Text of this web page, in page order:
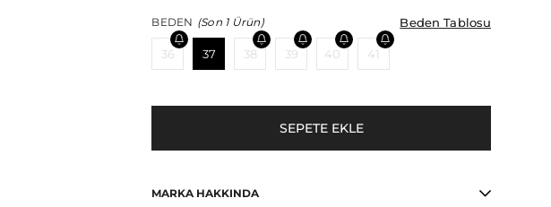
BEDEN (Son 1 Ürün) Beden Tablosu
Beden Tablosu
36 37 38 39 40 41
MARKA HAKKINDA